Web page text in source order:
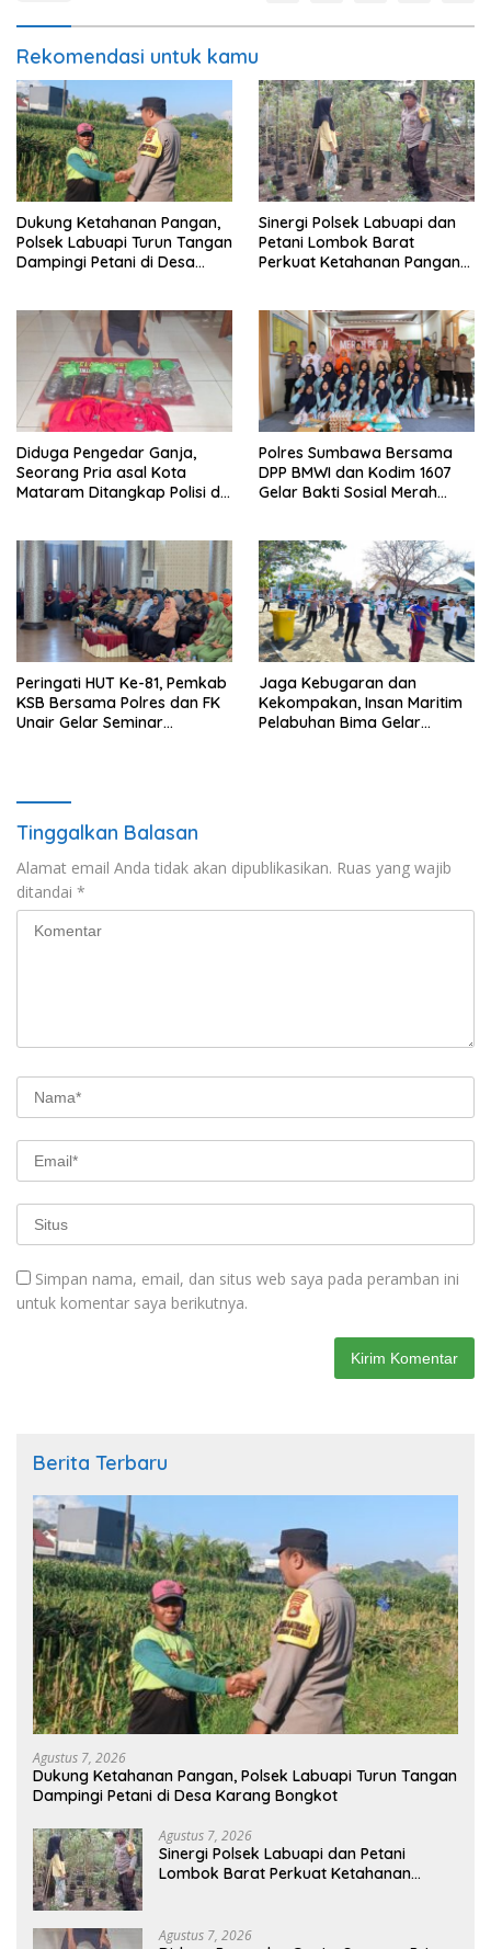
Rekomendasi untuk kamu
Dukung Ketahanan Pangan,
Polsek Labuapi Turun Tangan
Dampingi Petani di Desa
Sinergi Polsek Labuapi dan
Petani Lombok Barat
Perkuat Ketahanan Pangan
Diduga Pengedar Ganja,
Seorang Pria asal Kota
Mataram Ditangkap Polisi di
Polres Sumbawa Bersama
DPP BMWI dan Kodim 1607
Gelar Bakti Sosial Merah
Peringati HUT Ke-81, Pemkab
KSB Bersama Polres dan FK
Unair Gelar Seminar
Jaga Kebugaran dan
Kekompakan, Insan Maritim
Pelabuhan Bima Gelar
Tinggalkan Balasan
Alamat email Anda tidak akan dipublikasikan. Ruas yang wajib
ditandai *
Simpan nama, email, dan situs web saya pada peramban ini
untuk komentar saya berikutnya.
Berita Terbaru
Agustus 7, 2026
Dukung Ketahanan Pangan, Polsek Labuapi Turun Tangan
Dampingi Petani di Desa Karang Bongkot
Agustus 7, 2026
Sinergi Polsek Labuapi dan Petani
Lombok Barat Perkuat Ketahanan
Agustus 7, 2026